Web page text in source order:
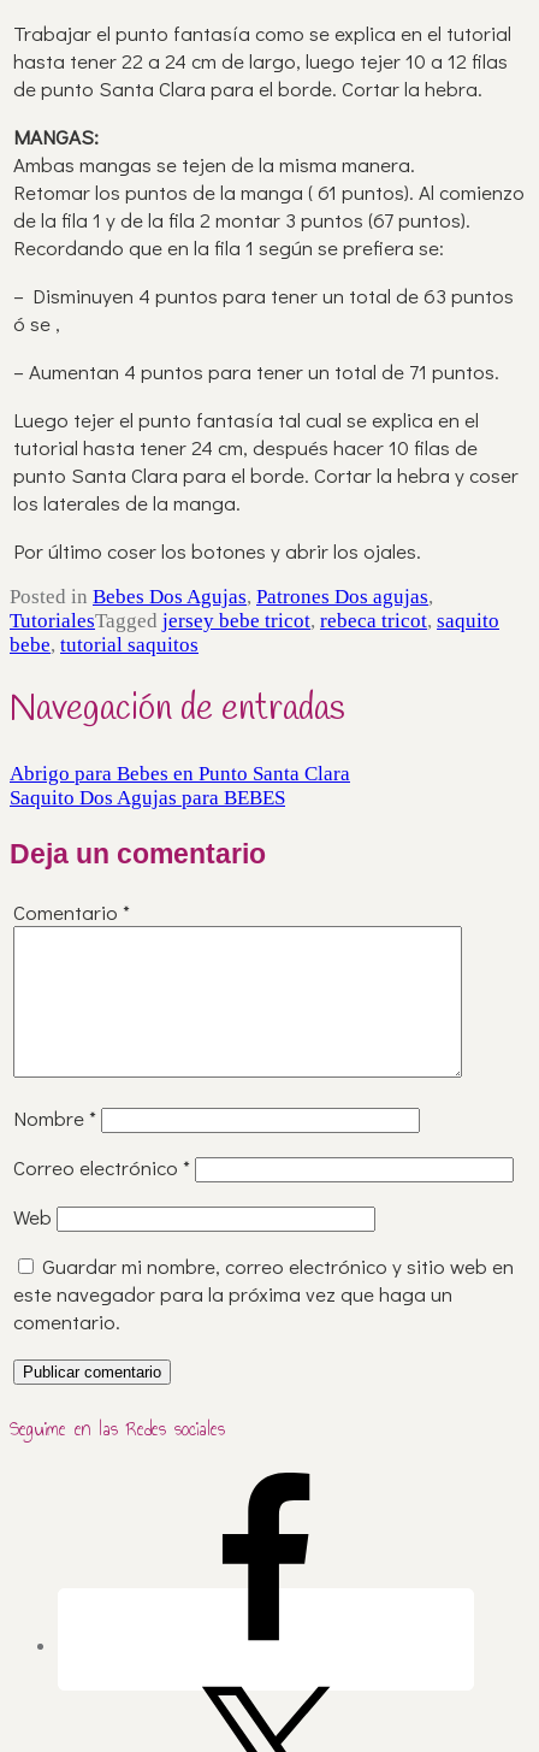
Trabajar el punto fantasía como se explica en el tutorial
hasta tener 22 a 24 cm de largo, luego tejer 10 a 12 filas
de punto Santa Clara para el borde. Cortar la hebra.
MANGAS:
Ambas mangas se tejen de la misma manera.
Retomar los puntos de la manga ( 61 puntos). Al comienzo
de la fila 1 y de la fila 2 montar 3 puntos (67 puntos).
Recordando que en la fila 1 según se prefiera se:
– Disminuyen 4 puntos para tener un total de 63 puntos
ó se ,
– Aumentan 4 puntos para tener un total de 71 puntos.
Luego tejer el punto fantasía tal cual se explica en el
tutorial hasta tener 24 cm, después hacer 10 filas de
punto Santa Clara para el borde. Cortar la hebra y coser
los laterales de la manga.
Por último coser los botones y abrir los ojales.
Posted in Bebes Dos Agujas, Patrones Dos agujas,
TutorialesTagged jersey bebe tricot, rebeca tricot, saquito
bebe, tutorial saquitos
Navegación de entradas
Abrigo para Bebes en Punto Santa Clara
Saquito Dos Agujas para BEBES
Deja un comentario
Comentario *
Nombre*
Correo electrónico *
Web
Guardar mi nombre, correo electrónico y sitio web en
este navegador para la próxima vez que haga un
comentario.
Seguime en las Redes sociales